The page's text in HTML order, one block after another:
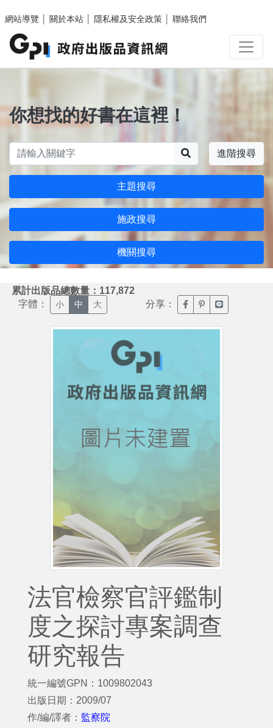
網站導覽
關於本站 隱私權及安全政策 聯絡我們
你想找的好書在這裡！
進階搜尋
主題搜尋
施政搜尋
機關搜尋
累計出版品總數量：117,872
字體： 小 中 大 分享： 臉書分享(另開新視窗)
噗浪分享(另開新
Line分享(另
法官檢察官評鑑制
度之探討專案調查
研究報告
統一編號GPN：1009802043
出版日期：2009/07
作/編/譯者： 監察院